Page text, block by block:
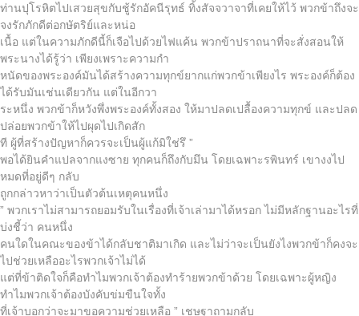
ท่านปุโรหิตไปเสวยสุขกับชู้รักอัคนีรุทธ์ ทิ้งสัจจวาจาที่เคยให้ไว้ พวกข้าถึงจะ
จงรักภักดีต่อกษัตริย์และหน่อ
เนื้อ แต่ในความภักดีนี้ก็เจือไปด้วยไฟแค้น พวกข้าปราถนาที่จะสั่งสอนให้
พระนางได้รู้ว่า เพียงเพราะความกำ
หนัดของพระองค์มันได้สร้างความทุกข์ยากแก่พวกข้าเพียงไร พระองค์ก็ต้อง
ได้รับมันเช่นเดียวกัน แต่ในอีกวา
ระหนึ่ง พวกข้าก็หวังพึ่งพระองค์ทั้งสอง ให้มาปลดเปลื้องความทุกข์ และปลด
ปล่อยพวกข้าให้ไปผุดไปเกิดสัก
ที ผู้ที่สร้างปัญหาก็ควรจะเป็นผู้แก้มิใช่รึ ”
พอได้ยินคำแปลจากแงซาย ทุกคนก็ถึงกับมึน โดยเฉพาะรพินทร์ เขางงไป
หมดที่อยู่ดีๆ กลับ
ถูกกล่าวหาว่าเป็นตัวต้นเหตุคนหนึ่ง
” พวกเราไม่สามารถยอมรับในเรื่องที่เจ้าเล่ามาได้หรอก ไม่มีหลักฐานอะไรที่
บ่งชี้ว่า คนหนึ่ง
คนใดในคณะของข้าได้กลับชาติมาเกิด และไม่ว่าจะเป็นยังไงพวกข้าก็คงจะ
ไปช่วยเหลืออะไรพวกเจ้าไม่ได้
แต่ที่ข้าติดใจก็คือทำไมพวกเจ้าต้องทำร้ายพวกข้าด้วย โดยเฉพาะผู้หญิง
ทำไมพวกเจ้าต้องบังคับข่มขืนใจทั้ง
ที่เจ้าบอกว่าจะมาขอความช่วยเหลือ ” เชษฐาถามกลับ